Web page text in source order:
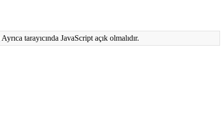
Ayrıca tarayıcında JavaScript açık olmalıdır.